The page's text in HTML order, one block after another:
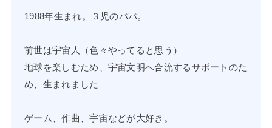
1988年生まれ。３児のパパ。
前世は宇宙人（色々やってると思う）
地球を楽しむため、宇宙文明へ合流するサポートのた
め、生まれました
ゲーム、作曲、宇宙などが大好き。